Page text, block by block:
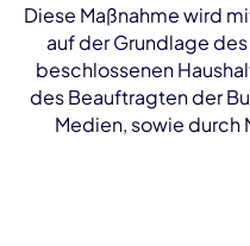
Diese Maßnahme wird
auf der Grundlage
beschlossenen
des Beauftragten der
Medien, sowie durch